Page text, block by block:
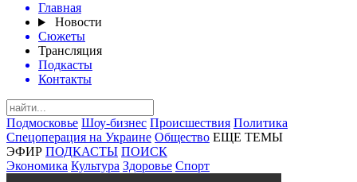
Главная
Новости
Сюжеты
Трансляция
Подкасты
Контакты
Подмосковье Шоу-бизнес Происшествия Политика
Спецоперация на Украине Общество ЕЩЕ ТЕМЫ
ЭФИР ПОДКАСТЫ ПОИСК
Экономика Культура Здоровье Спорт